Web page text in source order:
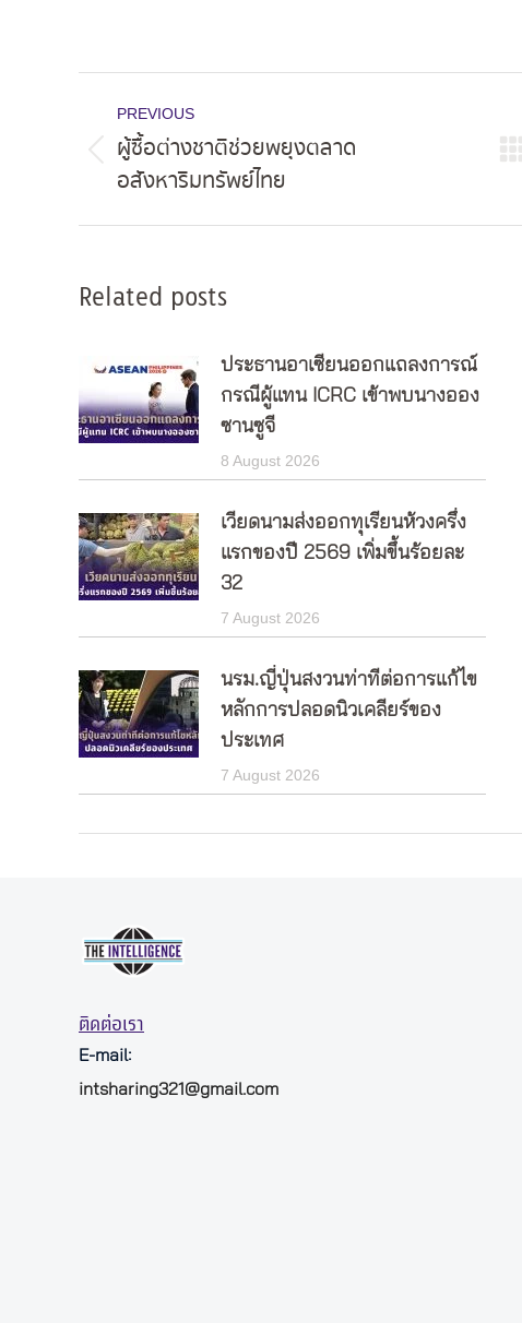
navigation
PREVIOUS
Previous
post:
ผู้ซื้อต่างชาติช่วยพยุงตลาด
อสังหาริมทรัพย์ไทย
Related posts
ประธานอาเซียนออกแถลงการณ์
กรณีผู้แทน ICRC เข้าพบนางออง
ซานซูจี
8 August 2026
เวียดนามส่งออกทุเรียนห้วงครึ่ง
แรกของปี 2569 เพิ่มขึ้นร้อยละ
32
7 August 2026
นรม.ญี่ปุ่นสงวนท่าทีต่อการแก้ไข
หลักการปลอดนิวเคลียร์ของ
ประเทศ
7 August 2026
ติดต่อเรา
E-mail:
intsharing321@gmail.com